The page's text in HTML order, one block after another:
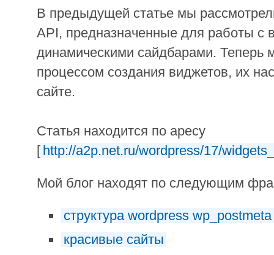
В предыдущей статье мы
API, предназначенные для работы с
динамическими сайдбарами.
процессом создания виджетов, их
сайте.
Статья находится по аресу
[ http://a2p.net.ru/wordpress/17/
Мой блог находят по следующим
структура wordpress wp_postmeta
красивые сайты